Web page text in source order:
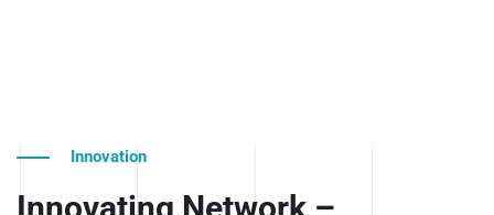
Innovation